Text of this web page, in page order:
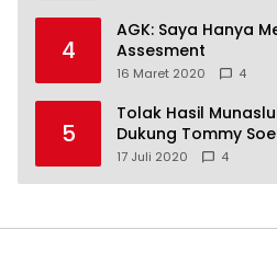
4
AGK: Saya Hanya
Assesment
16 Maret 2020 4
5
Tolak Hasil
Dukung Tommy
17 Juli 2020 4